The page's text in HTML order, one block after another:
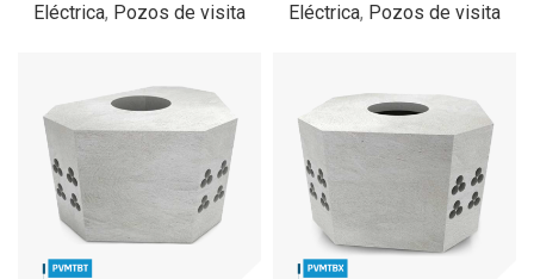
Eléctrica, Pozos de visita Eléctrica, Pozos de visita